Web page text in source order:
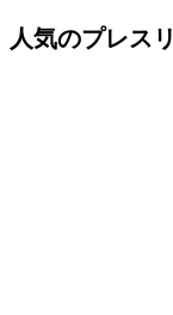
人気のプレス